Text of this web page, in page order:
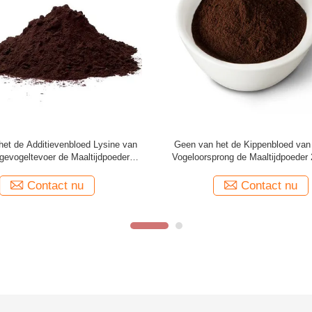
het het Eiwitconcentraatgevogelte van de
Poeder van het het Voer het
Contact nu
Vogel van het het
Oorsprongskip het